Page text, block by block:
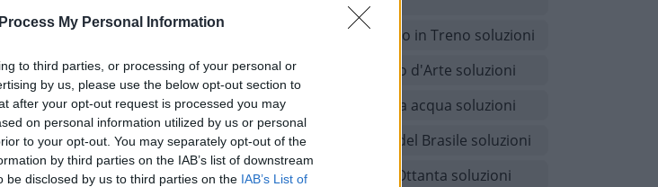
My Personal Information
to third parties, or processing of your personal or
by us, please use the below opt-out section to
after your opt-out request is processed you may
on personal information utilized by us or personal
to your opt-out. You may separately opt-out of the
by third parties on the IAB’s list of downstream
be disclosed by us to third parties on the IAB’s List of
Codycross Viaggio in Treno soluzioni
Codycross Museo d'Arte soluzioni
Codycross A tutta acqua soluzioni
Codycross Tour del Brasile soluzioni
Codycross Anni Ottanta soluzioni